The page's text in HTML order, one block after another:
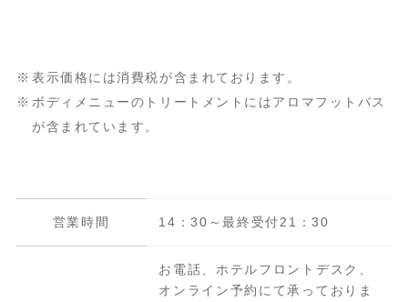
表示価格には消費税が含まれております。
ボディメニューのトリートメントにはアロマフットバス
が含まれています。
営業時間 14：30～最終受付21：30
お電話、ホテルフロントデスク、
オンライン予約にて承っておりま